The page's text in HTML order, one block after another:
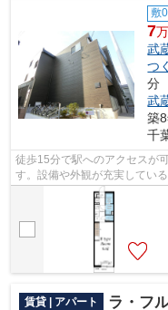
敷0
7
武
つ
分
武
築
千
徒歩15分で駅へのアクセスが
す。設備や外観が充実してい
かしくない物件。南流山近くに
賃貸 | アパート ラ・フ